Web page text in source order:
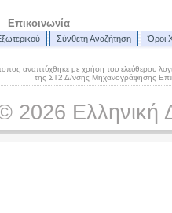
Επικοινωνία
Σύνθετη Αναζήτηση Όροι
αναπτύχθηκε με χρήση του ελεύθερου
της ΣΤ2 Δ/νσης Μηχανογράφησης
2026